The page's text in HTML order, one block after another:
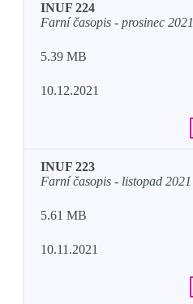
INUF 224
Farní časopis - prosinec 2021
5.39 MB
10.12.2021
INUF 223
Farní časopis - listopad 2021
5.61 MB
10.11.2021